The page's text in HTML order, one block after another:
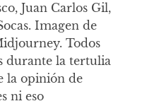
Juan Carlos Gil,
Imagen de
Todos
durante la tertulia
la opinión de
ni eso